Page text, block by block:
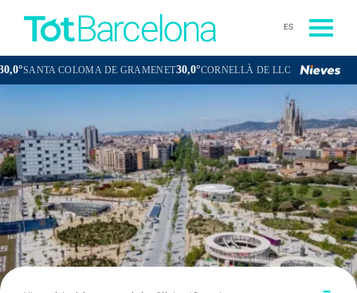
ES
COLOMA DE GRAMENET30,0°CORNELLÀ DE LLOBREGAT30,4°SANT